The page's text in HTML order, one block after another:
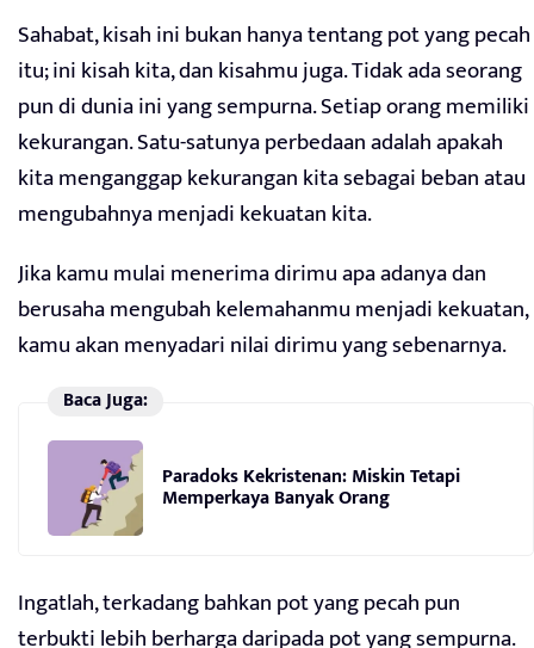
Sahabat, kisah ini bukan hanya tentang pot yang pecah
itu; ini kisah kita, dan kisahmu juga. Tidak ada seorang
pun di dunia ini yang sempurna. Setiap orang memiliki
kekurangan. Satu-satunya perbedaan adalah apakah
kita menganggap kekurangan kita sebagai beban atau
mengubahnya menjadi kekuatan kita.
Jika kamu mulai menerima dirimu apa adanya dan
berusaha mengubah kelemahanmu menjadi kekuatan,
kamu akan menyadari nilai dirimu yang sebenarnya.
Baca Juga:
Paradoks Kekristenan: Miskin Tetapi
Memperkaya Banyak Orang
Ingatlah, terkadang bahkan pot yang pecah pun
terbukti lebih berharga daripada pot yang sempurna.